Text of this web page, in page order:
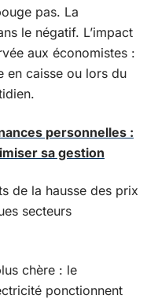
pas. La
le négatif. L’impact
aux économistes :
en caisse ou lors du
personnelles :
sa gestion
de la hausse des prix
secteurs
chère : le
ponctionnent